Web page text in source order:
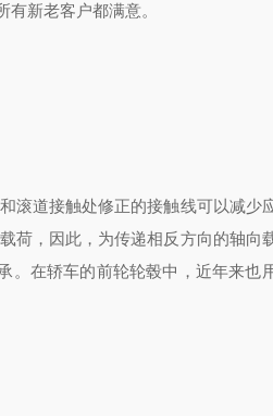
有新老客户都满意。
滚道接触处修正的接触线可以减少
荷，因此，为传递相反方向的轴向
。在轿车的前轮轮毂中，近年来也